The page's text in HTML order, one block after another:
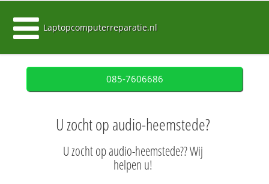
Laptopcomputerreparatie.nl
085-7606686
U zocht op audio-heemstede?
U zocht op audio-heemstede?? Wij
helpen u!